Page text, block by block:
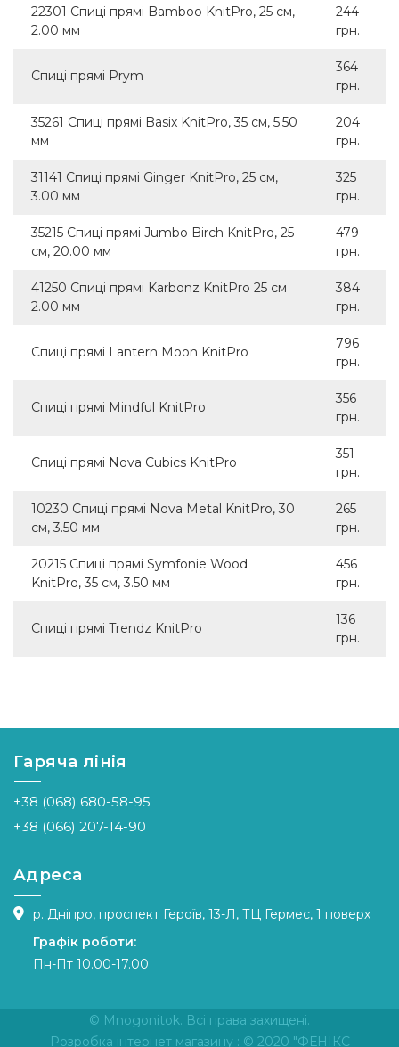
22301 Спиці прямі Bamboo KnitPro, 25 см,
2.00 мм
244
грн.
Спиці прямі Prym
364
грн.
35261 Спиці прямі Basix KnitPro, 35 см, 5.50
мм
204
грн.
31141 Спиці прямі Ginger KnitPro, 25 см,
3.00 мм
325
грн.
35215 Спиці прямі Jumbo Birch KnitPro, 25
см, 20.00 мм
479
грн.
41250 Спиці прямі Karbonz KnitPro 25 см
2.00 мм
384
грн.
Спиці прямі Lantern Moon KnitPro
796
грн.
Спиці прямі Mindful KnitPro
356
грн.
Спиці прямі Nova Cubics KnitPro
351
грн.
10230 Спиці прямі Nova Metal KnitPro, 30
см, 3.50 мм
265
грн.
20215 Спиці прямі Symfonie Wood
KnitPro, 35 см, 3.50 мм
456
грн.
Спиці прямі Trendz KnitPro
136
грн.
Гаряча лінія
+38 (068) 680-58-95
+38 (066) 207-14-90
Адреса
р. Дніпро, проспект Героїв, 13-Л, ТЦ Гермес, 1 поверх
Графік роботи:
Пн-Пт 10.00-17.00
© Mnogonitok. Всі права захищені.
Розробка інтернет магазину : © 2020 "ФЕНІКС